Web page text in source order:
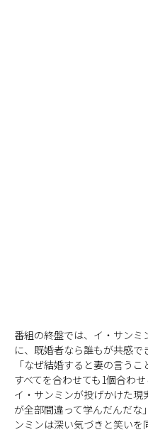
番組の終盤では、イ・サン
に、既婚者なら誰もが共感で
「なぜ結婚すると妻の言う
すべてを合わせても1個合わ
イ・サンミンが投げかけた
が全部間違って学んだんだ
ンミンは深い気づきと笑いを